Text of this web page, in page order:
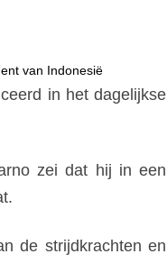
van Indonesië
in het dagelijkse
zei dat hij in een
de strijdkrachten en